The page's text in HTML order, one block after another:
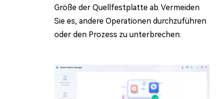
Größe der Quellfestplatte ab. Vermeiden
Sie es, andere Operationen durchzuführen
oder den Prozess zu unterbrechen.